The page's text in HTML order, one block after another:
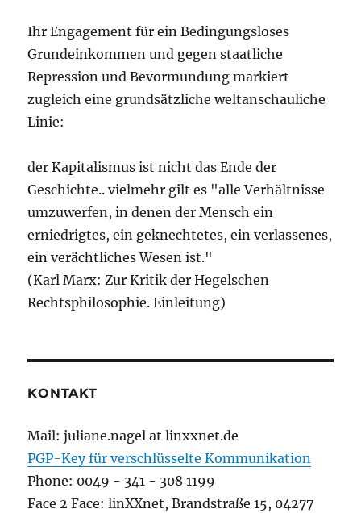
Ihr Engagement für ein Bedingungsloses
Grundeinkommen und gegen staatliche
Repression und Bevormundung markiert
zugleich eine grundsätzliche weltanschauliche
Linie:
der Kapitalismus ist nicht das Ende der
Geschichte.. vielmehr gilt es "alle Verhältnisse
umzuwerfen, in denen der Mensch ein
erniedrigtes, ein geknechtetes, ein verlassenes,
ein verächtliches Wesen ist."
(Karl Marx: Zur Kritik der Hegelschen
Rechtsphilosophie. Einleitung)
KONTAKT
Mail: juliane.nagel at linxxnet.de
PGP-Key für verschlüsselte Kommunikation
Phone: 0049 - 341 - 308 1199
Face 2 Face: linXXnet, Brandstraße 15, 04277